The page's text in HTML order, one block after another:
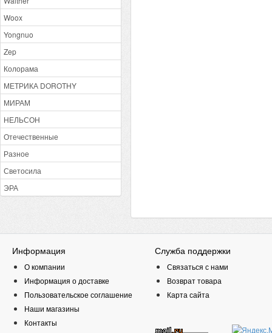
Woox
Yongnuo
Zep
Колорама
МЕТРИКА DOROTHY
МИРАМ
НЕЛЬСОН
Отечественные
Разное
Светосила
ЭРА
Информация
О компании
Информация о доставке
Пользовательское соглашение
Наши магазины
Контакты
Служба поддержки
Связаться с нами
Возврат товара
Карта сайта